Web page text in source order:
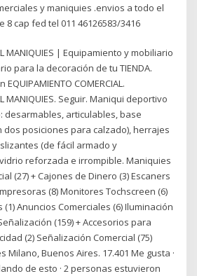
y maniquies .envios a todo el
8 cap fed tel 011 46126583/3416
MANIQUIES | Equipamiento y mobiliario
para la decoración de tu TIENDA.
COMERCIAL.
MANIQUIES. Seguir. Maniqui deportivo
articulables, base
posiciones para calzado), herrajes
(de fácil armado y
reforzada e irrompible. Maniquies
(27) + Cajones de Dinero (3) Escaners
(8) Monitores Tochscreen (6)
Anuncios Comerciales (6) Iluminación
(159) + Accesorios para
(2) Señalización Comercial (75)
Milano, Buenos Aires. 17.401 Me gusta ·
de esto · 2 personas estuvieron